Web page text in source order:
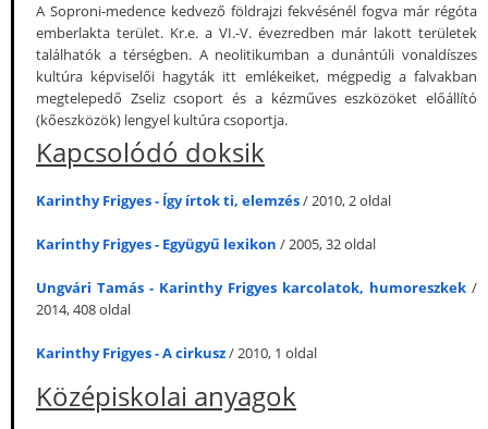
A Soproni-medence kedvező földrajzi fekvésénél fogva már régóta
emberlakta terület. Kr.e. a VI.-V. évezredben már lakott területek
találhatók a térségben. A neolitikumban a dunántúli vonaldíszes
kultúra képviselői hagyták itt emlékeiket, mégpedig a falvakban
megtelepedő Zseliz csoport és a kézműves eszközöket előállító
(kőeszközök) lengyel kultúra csoportja.
Kapcsolódó doksik
Karinthy Frigyes - Így írtok ti, elemzés/ 2010, 2 oldal
Karinthy Frigyes - Együgyű lexikon / 2005, 32 oldal
Ungvári Tamás - Karinthy Frigyes karcolatok, humoreszkek /
2014, 408 oldal
Karinthy Frigyes - A cirkusz/ 2010, 1 oldal
Középiskolai anyagok